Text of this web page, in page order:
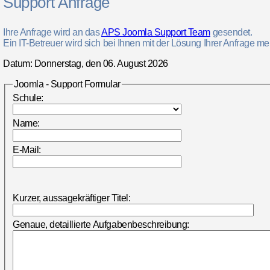
Ihre Anfrage wird an dasAPS Joomla Support Teamgesendet.
Ein IT-Betreuer wird sich bei Ihnen mit der Lösung Ihrer Anfrage
Datum: Donnerstag, den 06. August 2026
Joomla - Support Formular
Schule:
Name:
E-Mail:
Kurzer, aussagekräftiger Titel:
Genaue, detaillierte Aufgabenbeschreibung: